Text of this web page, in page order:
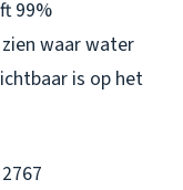
99%
waar water
is op het